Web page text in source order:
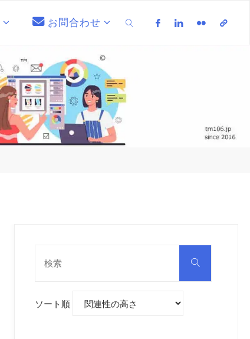
お問合わせ
検
ソート順